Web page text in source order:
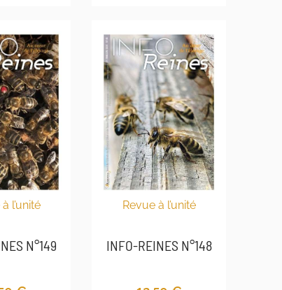
l’unité
N°149
Revue à l’unité
INFO-REINES N°148